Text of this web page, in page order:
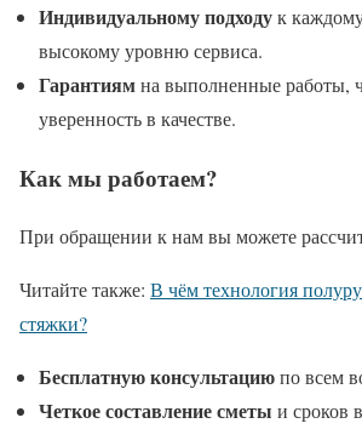
Индивидуальному подходук
высокому уровню сервиса.
Гарантиямна выполненные работы,
уверенность в качестве.
Как мы работаем?
При обращении к нам вы можете
Читайте также: В чём технология
стяжки?
Бесплатную консультациюпо всем
Четкое составление сметы и сроков